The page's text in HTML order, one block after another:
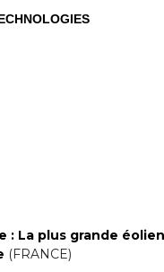
: La plus grande
(FRANCE)